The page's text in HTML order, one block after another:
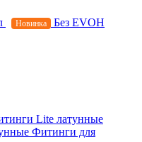
Новинка
Без EVOH
Lite латунные
Фитинги для